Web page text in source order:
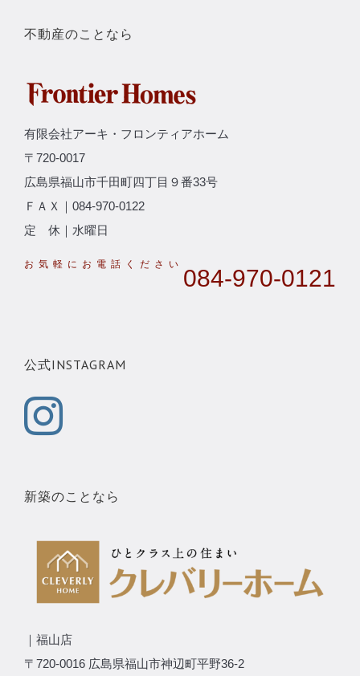
不動産のことなら
有限会社アーキ・フロンティアホーム
〒720-0017
広島県福山市千田町四丁目９番33号
ＦＡＸ｜084-970-0122
定 休｜水曜日
084-970-0121
公式INSTAGRAM
新築のことなら
｜福山店
〒720-0016 広島県福山市神辺町平野36-2